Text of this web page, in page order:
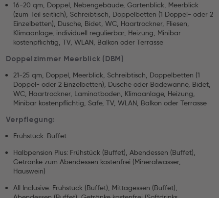
16-20 qm, Doppel, Nebengebäude, Gartenblick, Meerblick
(zum Teil seitlich), Schreibtisch, Doppelbetten (1 Doppel- oder 2
Einzelbetten), Dusche, Bidet, WC, Haartrockner, Fliesen,
Klimaanlage, individuell regulierbar, Heizung, Minibar
kostenpflichtig, TV, WLAN, Balkon oder Terrasse
Doppelzimmer Meerblick (DBM)
21-25 qm, Doppel, Meerblick, Schreibtisch, Doppelbetten (1
Doppel- oder 2 Einzelbetten), Dusche oder Badewanne, Bidet,
WC, Haartrockner, Laminatboden, Klimaanlage, Heizung,
Minibar kostenpflichtig, Safe, TV, WLAN, Balkon oder Terrasse
Verpflegung:
Frühstück: Buffet
Halbpension Plus: Frühstück (Buffet), Abendessen (Buffet),
Getränke zum Abendessen kostenfrei (Mineralwasser,
Hauswein)
All Inclusive: Frühstück (Buffet), Mittagessen (Buffet),